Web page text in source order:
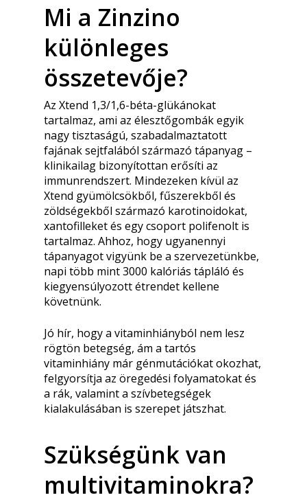
Mi a Zinzino
különleges
összetevője?
Az Xtend 1,3/1,6-béta-glükánokat
tartalmaz, ami az élesztőgombák egyik
nagy tisztaságú, szabadalmaztatott
fajának sejtfalából származó tápanyag –
klinikailag bizonyítottan erősíti az
immunrendszert. Mindezeken kívül az
Xtend gyümölcsökből, fűszerekből és
zöldségekből származó karotinoidokat,
xantofilleket és egy csoport polifenolt is
tartalmaz. Ahhoz, hogy ugyanennyi
tápanyagot vigyünk be a szervezetünkbe,
napi több mint 3000 kalóriás tápláló és
kiegyensúlyozott étrendet kellene
követnünk.
Jó hír, hogy a vitaminhiányból nem lesz
rögtön betegség, ám a tartós
vitaminhiány már génmutációkat okozhat,
felgyorsítja az öregedési folyamatokat és
a rák, valamint a szívbetegségek
kialakulásában is szerepet játszhat.
Szükségünk van
multivitaminokra?